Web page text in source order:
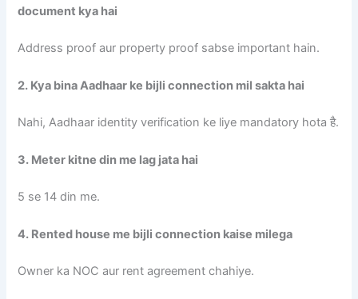
document kya hai
Address proof aur property proof sabse important hain.
2. Kya bina Aadhaar ke bijli connection mil sakta hai
Nahi, Aadhaar identity verification ke liye mandatory hota है.
3. Meter kitne din me lag jata hai
5 se 14 din me.
4. Rented house me bijli connection kaise milega
Owner ka NOC aur rent agreement chahiye.